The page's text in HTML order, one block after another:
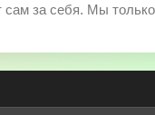
сам за себя. Мы